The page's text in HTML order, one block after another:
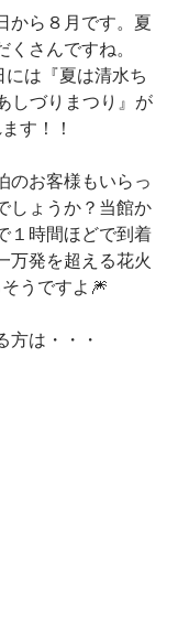
から８月です。夏
くさんですね。
は『夏は清水ち
しづりまつり』が
す！！
のお客様もいらっ
しょうか？当館か
１時間ほどで到着
万発を超える花火
うですよ🎆
方は・・・